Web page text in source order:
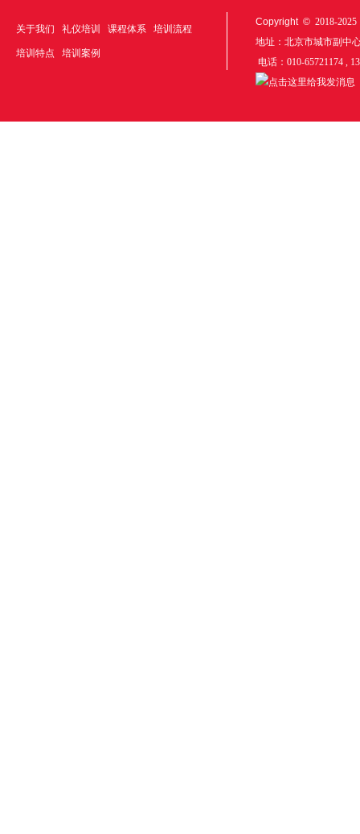
关于我们 礼仪培训 课程体系 培训流程
培训特点 培训案例
Copyright © 2018-
地址：北京市城市副中
电话：010-65721174 ,